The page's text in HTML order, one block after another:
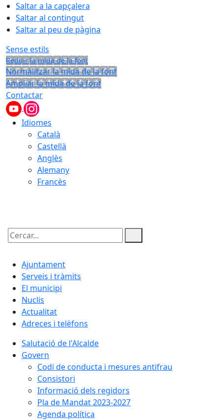
Saltar a la capçalera
Saltar al contingut
Saltar al peu de pàgina
Sense estils
Reduir la mida de la font
Normalitzar la mida de la font
Ampliar la mida de la font
Contactar
Idiomes
Català
Castellà
Anglès
Alemany
Francès
Cercar:
Ajuntament
Serveis i tràmits
El municipi
Nuclis
Actualitat
Adreces i telèfons
Salutació de l'Alcalde
Govern
Codi de conducta i mesures antifrau
Consistori
Informació dels regidors
Pla de Mandat 2023-2027
Agenda política